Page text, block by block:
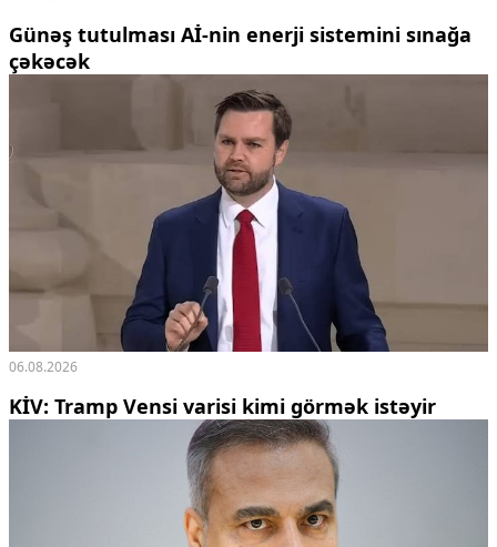
Günəş tutulması Aİ-nin enerji sistemini sınağa
çəkəcək
06.08.2026
KİV: Tramp Vensi varisi kimi görmək istəyir